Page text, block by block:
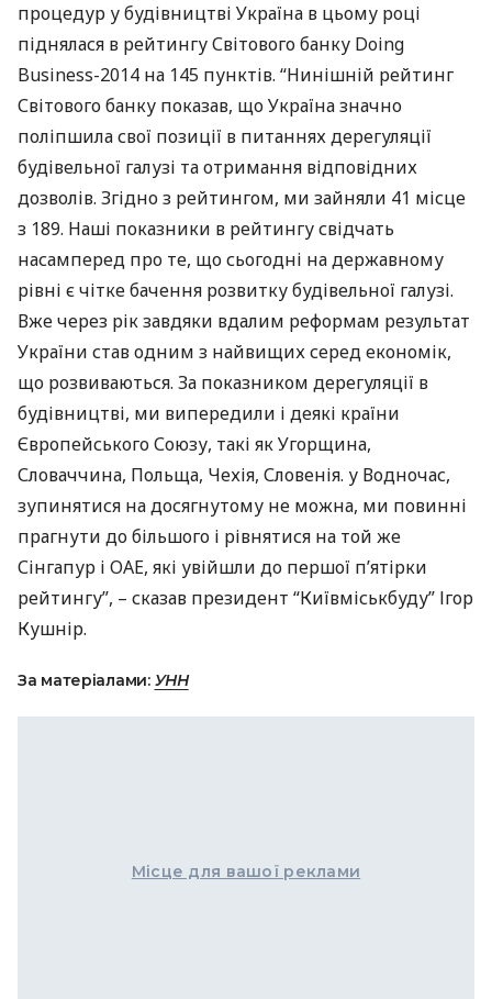
процедур у будівництві Україна в цьому році
піднялася в рейтингу Світового банку Doing
Business-2014 на 145 пунктів. “Нинішній рейтинг
Світового банку показав, що Україна значно
поліпшила свої позиції в питаннях дерегуляції
будівельної галузі та отримання відповідних
дозволів. Згідно з рейтингом, ми зайняли 41 місце
з 189. Наші показники в рейтингу свідчать
насамперед про те, що сьогодні на державному
рівні є чітке бачення розвитку будівельної галузі.
Вже через рік завдяки вдалим реформам результат
України став одним з найвищих серед економік,
що розвиваються. За показником дерегуляції в
будівництві, ми випередили і деякі країни
Європейського Союзу, такі як Угорщина,
Словаччина, Польща, Чехія, Словенія. у Водночас,
зупинятися на досягнутому не можна, ми повинні
прагнути до більшого і рівнятися на той же
Сінгапур і ОАЕ, які увійшли до першої п’ятірки
рейтингу”, – сказав президент “Київміськбуду” Ігор
Кушнір.
За матеріалами: УНН
Місце для вашої реклами